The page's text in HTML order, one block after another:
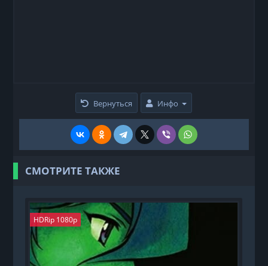
Вернуться Инфо
СМОТРИТЕ ТАКЖЕ
HDRip 1080p